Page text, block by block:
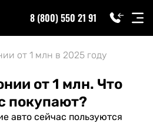
8 (800) 550 21 91
от 1 млн в 2025 году
от 1 млн. Что
покупают?
авто сейчас пользуются